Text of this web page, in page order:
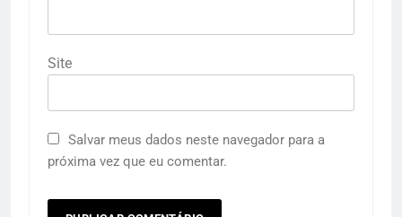
Site
Salvar meus dados neste navegador para a
próxima vez que eu comentar.